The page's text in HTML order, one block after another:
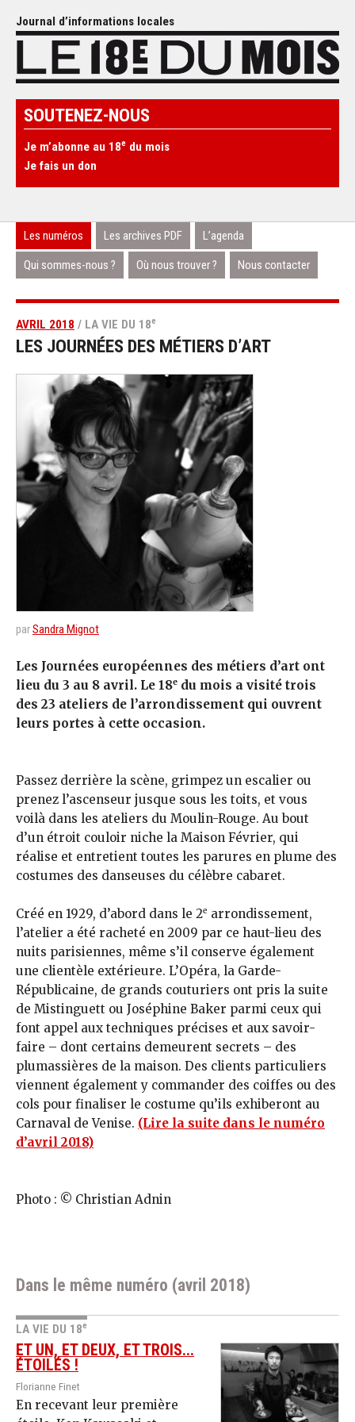
Journal d’informations locales
SOUTENEZ-NOUS
Je m’abonne au 18e du mois
Je fais un don
Les numéros Les archives PDF L’agenda
Qui sommes-nous ? Où nous trouver ? Nous contacter
AVRIL 2018 / LA VIE DU 18e
LES JOURNÉES DES MÉTIERS D’ART
parSandra Mignot
Les Journées européennes des métiers d’art ont
lieu du 3 au 8 avril. Le 18e du mois a visité trois
des 23 ateliers de l’arrondissement qui ouvrent
leurs portes à cette occasion.
Passez derrière la scène, grimpez un escalier ou
prenez l’ascenseur jusque sous les toits, et vous
voilà dans les ateliers du Moulin-Rouge. Au bout
d’un étroit couloir niche la Maison Février, qui
réalise et entretient toutes les parures en plume des
costumes des danseuses du célèbre cabaret.
Créé en 1929, d’abord dans le 2e arrondissement,
l’atelier a été racheté en 2009 par ce haut-lieu des
nuits parisiennes, même s’il conserve également
une clientèle extérieure. L’Opéra, la Garde-
Républicaine, de grands couturiers ont pris la suite
de Mistinguett ou Joséphine Baker parmi ceux qui
font appel aux techniques précises et aux savoir-
faire – dont certains demeurent secrets – des
plumassières de la maison. Des clients particuliers
viennent également y commander des coiffes ou des
cols pour finaliser le costume qu’ils exhiberont au
Carnaval de Venise. (Lire la suite dans le numéro
d’avril 2018)
Photo : © Christian Adnin
Dans le même numéro (avril 2018)
LA VIE DU 18e
ET UN, ET DEUX, ET TROIS...
ÉTOILÉS !
Florianne Finet
En recevant leur première